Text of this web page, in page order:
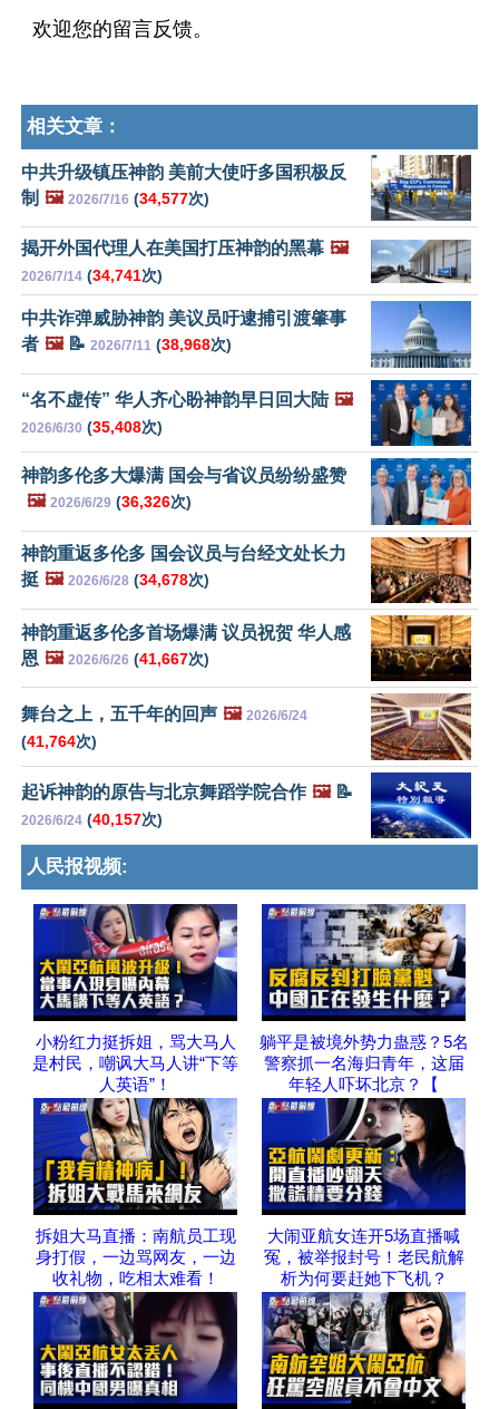
欢迎您的留言反馈。
相关文章：
中共升级镇压神韵 美前大使吁多国积极反
制 🖼️ 2026/7/16 (34,577次)
揭开外国代理人在美国打压神韵的黑幕 🖼️
2026/7/14 (34,741次)
中共诈弹威胁神韵 美议员吁逮捕引渡肇事
者 🖼️📝 2026/7/11 (38,968次)
“名不虚传” 华人齐心盼神韵早日回大陆 🖼️
2026/6/30 (35,408次)
神韵多伦多大爆满 国会与省议员纷纷盛赞
🖼️ 2026/6/29 (36,326次)
神韵重返多伦多 国会议员与台经文处长力
挺 🖼️ 2026/6/28 (34,678次)
神韵重返多伦多首场爆满 议员祝贺 华人感
恩 🖼️ 2026/6/26 (41,667次)
舞台之上，五千年的回声 🖼️ 2026/6/24
(41,764次)
起诉神韵的原告与北京舞蹈学院合作 🖼️📝
2026/6/24 (40,157次)
人民报视频:
小粉红力挺拆姐，骂大马人
是村民，嘲讽大马人讲“下等
人英语”！
躺平是被境外势力蛊惑？5名
警察抓一名海归青年，这届
年轻人吓坏北京？【
拆姐大马直播：南航员工现
身打假，一边骂网友，一边
收礼物，吃相太难看！
大闹亚航女连开5场直播喊
冤，被举报封号！老民航解
析为何要赶她下飞机？